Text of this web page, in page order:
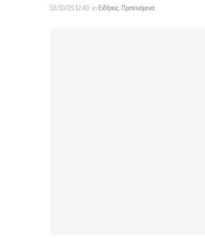
03/10/25 12:40 in Ειδήσεις,Προτεινόμενα